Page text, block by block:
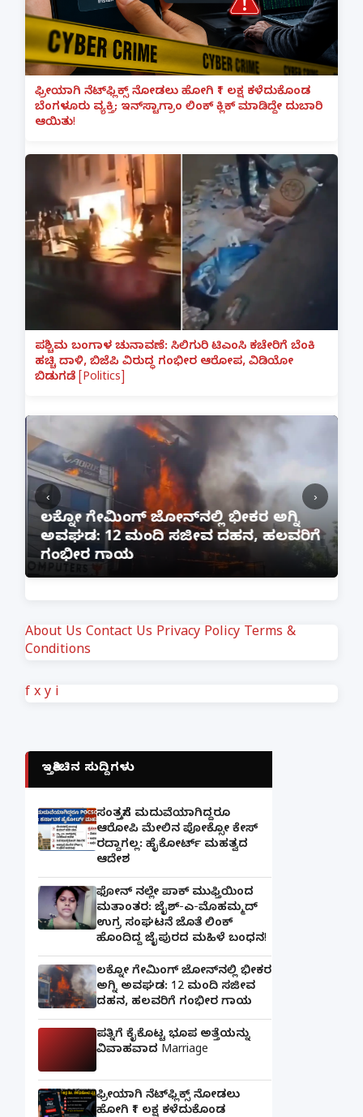
ಫ್ರೀಯಾಗಿ ನೆಟ್‌ಫ್ಲಿಕ್ಸ್ ನೋಡಲು ಹೋಗಿ ₹1 ಲಕ್ಷ ಕಳೆದುಕೊಂಡ
ಬೆಂಗಳೂರು ವ್ಯಕ್ತಿ; ಇನ್‌ಸ್ಟಾಗ್ರಾಂ ಲಿಂಕ್ ಕ್ಲಿಕ್ ಮಾಡಿದ್ದೇ ದುಬಾರಿ
ಆಯಿತು!
ಪಶ್ಚಿಮ ಬಂಗಾಳ ಚುನಾವಣೆ: ಸಿಲಿಗುರಿ ಟಿಎಂಸಿ ಕಚೇರಿಗೆ ಬೆಂಕಿ
ಹಚ್ಚಿ ದಾಳಿ, ಬಿಜೆಪಿ ವಿರುದ್ಧ ಗಂಭೀರ ಆರೋಪ, ವಿಡಿಯೋ
ಬಿಡುಗಡೆ [Politics]
ಲಕ್ನೋ ಗೇಮಿಂಗ್ ಜೋನ್‌ನಲ್ಲಿ ಭೀಕರ ಅಗ್ನಿ
ಅವಘಡ: 12 ಮಂದಿ ಸಜೀವ ದಹನ, ಹಲವರಿಗೆ
ಗಂಭೀರ ಗಾಯ
‹ ›
About Us Contact Us Privacy Policy Terms &
Conditions
f x y i
ಇತ್ತೀಚಿನ ಸುದ್ದಿಗಳು
ಸಂತ್ರಸ್ತೆಗೆ ಮದುವೆಯಾಗಿದ್ದರೂ
ಆರೋಪಿ ಮೇಲಿನ ಪೋಕ್ಸೋ ಕೇಸ್
ರದ್ದಾಗಲ್ಲ: ಹೈಕೋರ್ಟ್ ಮಹತ್ವದ
ಆದೇಶ
ಫೋನ್ ನಲ್ಲೇ ಪಾಕ್ ಮುಫ್ತಿಯಿಂದ
ಮತಾಂತರ: ಜೈಶ್-ಎ-ಮೊಹಮ್ಮದ್
ಉಗ್ರ ಸಂಘಟನೆ ಜೊತೆ ಲಿಂಕ್
ಹೊಂದಿದ್ದ ಜೈಪುರದ ಮಹಿಳೆ ಬಂಧನ!
ಲಕ್ನೋ ಗೇಮಿಂಗ್ ಜೋನ್‌ನಲ್ಲಿ ಭೀಕರ
ಅಗ್ನಿ ಅವಘಡ: 12 ಮಂದಿ ಸಜೀವ
ದಹನ, ಹಲವರಿಗೆ ಗಂಭೀರ ಗಾಯ
ಪತ್ನಿಗೆ ಕೈಕೊಟ್ಟ ಭೂಪ ಅತ್ತೆಯನ್ನು
ವಿವಾಹವಾದ Marriage
ಫ್ರೀಯಾಗಿ ನೆಟ್‌ಫ್ಲಿಕ್ಸ್ ನೋಡಲು
ಹೋಗಿ ₹1 ಲಕ್ಷ ಕಳೆದುಕೊಂಡ